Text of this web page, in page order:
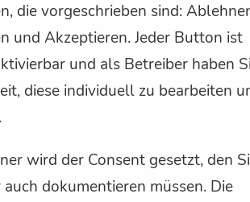
die vorgeschrieben sind:
und Akzeptieren. Jeder Button ist
und als Betreiber haben
diese individuell zu bearbeiten
wird der Consent gesetzt, den
dokumentieren müssen. Die